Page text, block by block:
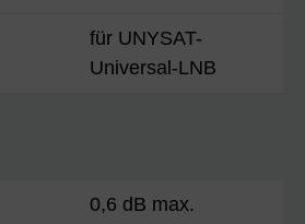
für UNYSAT-
Universal-LNB
0,6 dB max.